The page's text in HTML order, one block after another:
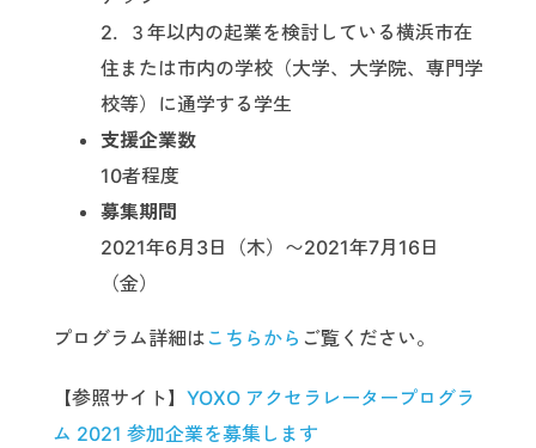
2. ３年以内の起業を検討している横浜市在
住または市内の学校（大学、大学院、専門学
校等）に通学する学生
支援企業数
10者程度
募集期間
2021年6月3日（木）〜2021年7月16日
（金）
プログラム詳細は こちらから ご覧ください。
【参照サイト】 YOXO アクセラレータープログラ
ム 2021 参加企業を募集します